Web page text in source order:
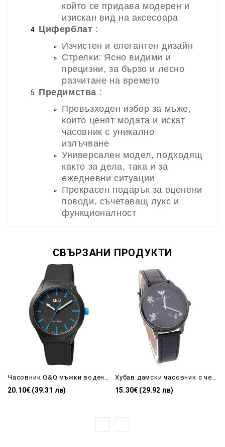
който се придава модерен и
изискан вид на аксесоара
Циферблат :
Изчистен и елегантен дизайн
Стрелки: Ясно видими и
прецизни, за бързо и лесно
разчитане на времето
Предимства :
Превъзходен избор за мъже,
които ценят модата и искат
часовник с уникално
излъчване
Универсален модел, подходящ
както за дела, така и за
ежедневни ситуации
Прекрасен подарък за оценени
поводи, съчетаващ лукс и
функционалност
СВЪРЗАНИ ПРОДУКТИ
20.10€ (39.31 лв) 15.30€ (29.92 лв)